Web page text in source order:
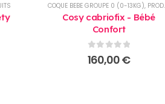
COQUE BEBE GROUPE 0 (0-13KG), PRODUITS
Cosy cabriofix - Bébé
Confort
0sur 5
160,00€